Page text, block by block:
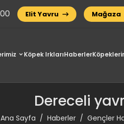
Elit Yavru Mağaza
Köpek IrklarıHaberler
Dereceli
Ana Sayfa Haberler Gençler